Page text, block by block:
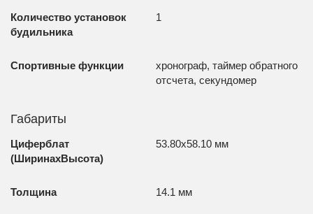
Количество установок
будильника
1
Спортивные функции
хронограф, таймер обратного
отсчета, секундомер
Габариты
Циферблат
(ШиринахВысота)
53.80x58.10 мм
Толщина 14.1 мм